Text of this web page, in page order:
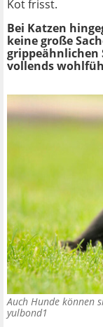
Kot frisst.
Bei Katzen
keine große
grippeähnlichen
vollends
Auch Hunde können
yulbond1